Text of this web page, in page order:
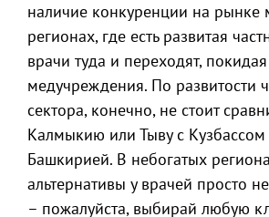
наличие конкуренции на рынке
регионах, где есть развитая
врачи туда и переходят,
медучреждения. По развитости
сектора, конечно, не стоит
Калмыкию или Тыву с Кузбассом
Башкирией. В небогатых
альтернативы у врачей просто
– пожалуйста, выбирай любую